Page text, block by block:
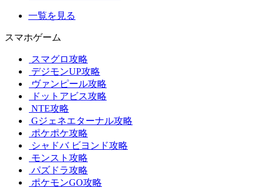
一覧を見る
スマホゲーム
スマグロ攻略
デジモンUP攻略
ヴァンピール攻略
ドットアビス攻略
NTE攻略
Gジェネエターナル攻略
ポケポケ攻略
シャドバ ビヨンド攻略
モンスト攻略
パズドラ攻略
ポケモンGO攻略